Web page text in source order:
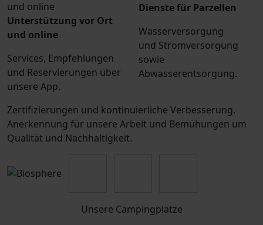
Unterstützung vor Ort
und online
Services, Empfehlungen
und Reservierungen über
unsere App.
Dienste für Parzellen
Wasserversorgung
und Stromversorgung
sowie
Abwasserentsorgung.
Zertifizierungen und kontinuierliche Verbesserung.
Anerkennung für unsere Arbeit und Bemühungen um
Qualität und Nachhaltigkeit.
Unsere Campingplätze